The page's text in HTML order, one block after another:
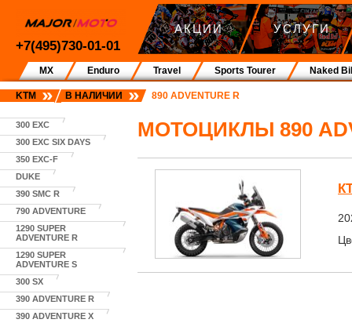
+7(495)730-01-01
АКЦИИ УСЛУГИ
MX Enduro Travel Sports Tourer Naked
KTM В НАЛИЧИИ 890 ADVENTURE R
300 EXC
300 EXC SIX DAYS
350 EXC-F
DUKE
390 SMC R
790 ADVENTURE
1290 SUPER
ADVENTURE R
1290 SUPER
ADVENTURE S
300 SX
390 ADVENTURE R
390 ADVENTURE X
МОТОЦИКЛЫ 890